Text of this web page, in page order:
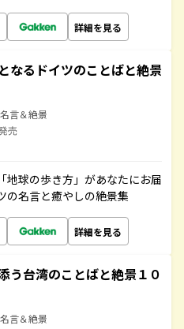
詳細を見る
なるドイツのことばと絶景
言＆絶景
売
地球の歩き方」があなたにお届
の名言と癒やしの絶景集
詳細を見る
う台湾のことばと絶景１０
言＆絶景